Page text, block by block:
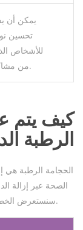
يمكن أن
تحسين
للأشخاص
من مشاكل عصبية.
كيف يتم
الرطبة
الحجامة الرطبة هي
الصحة عبر إزالة
سنستعرض الخطوات الضرورية لإجراء الحجامة الرطبة بشكل صحيح.